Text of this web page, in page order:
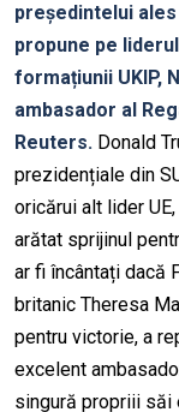
președintelui
propune pe
formațiunii UKIP,
ambasador al
Reuters. Donald
prezidențiale din
oricărui alt lider
arătat sprijinul
ar fi încântați dacă
britanic Theresa
pentru victorie, a
excelent
singură propriii săi